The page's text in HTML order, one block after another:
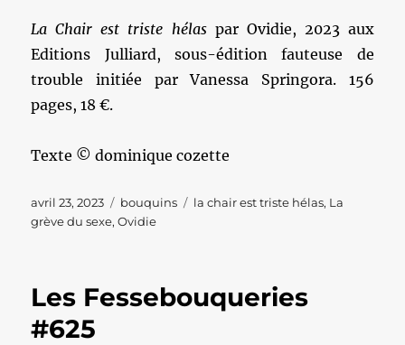
La Chair est triste hélaspar Ovidie, 2023 aux
Editions Julliard, sous-édition fauteuse de
trouble initiée par Vanessa Springora. 156
pages, 18 €.
Texte © dominique cozette
Publié
le
avril 23, 2023 Catégories
bouquins Étiquettes
la chair est triste hélas, La
grève du sexe,Ovidie
Les Fessebouqueries
#625